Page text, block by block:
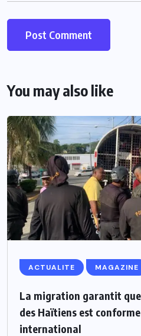
You may also like
ACTUALITE MAGAZINE
La migration garantit que
des Haïtiens est
international